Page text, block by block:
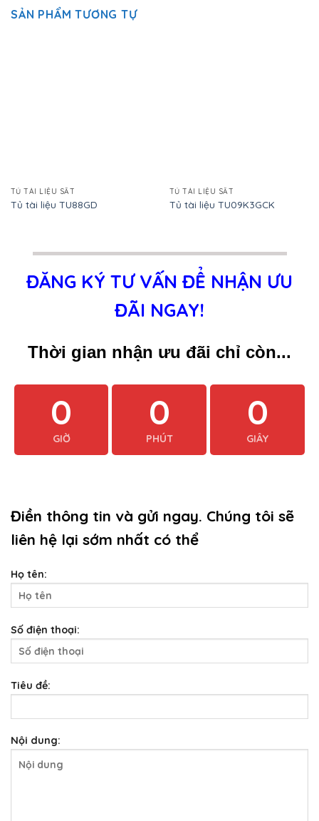
SẢN PHẨM TƯƠNG TỰ
TỦ TÀI LIỆU SẮT
Tủ tài liệu TU88GD
TỦ TÀI LIỆU SẮT
Tủ tài liệu TU09K3GCK
ĐĂNG KÝ TƯ VẤN ĐỂ NHẬN ƯU
ĐÃI NGAY!
Thời gian nhận ưu đãi chỉ còn...
0
GIỜ
0
PHÚT
0
GIÂY
Điền thông tin và gửi ngay. Chúng tôi sẽ
liên hệ lại sớm nhất có thể
Họ tên:
Số điện thoại:
Tiêu đề:
Nội dung: